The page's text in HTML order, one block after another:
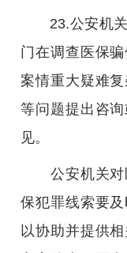
23.公安机关
门在调查医保
案情重大疑难
等问题提出咨
见。
公安机关对
保犯罪线索要
以协助并提供